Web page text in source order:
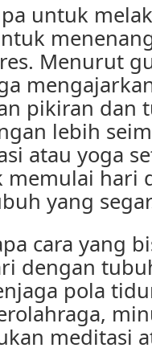
untuk
Menurut
pikiran dan
lebih
atau yoga
memulai hari
yang
cara yang
dengan
pola
meditasi